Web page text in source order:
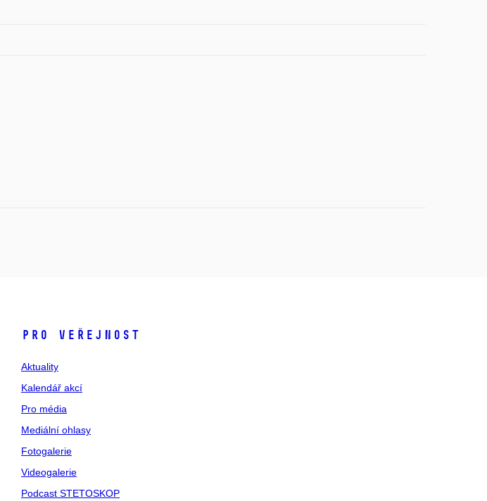
Pro veřejnost
Aktuality
Kalendář akcí
Pro média
Mediální ohlasy
Fotogalerie
Videogalerie
Podcast STETOSKOP